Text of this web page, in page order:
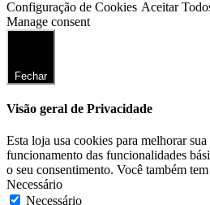
Configuração de Cookies Aceitar
Manage consent
Fechar
Visão geral de Privacidade
Esta loja usa cookies para melhorar
funcionamento das funcionalidades
o seu consentimento. Você também
Necessário
Necessário